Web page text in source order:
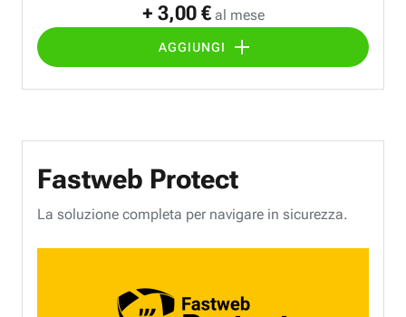
+ 3,00 € al mese
AGGIUNGI
Fastweb Protect
La soluzione completa per navigare in sicurezza.